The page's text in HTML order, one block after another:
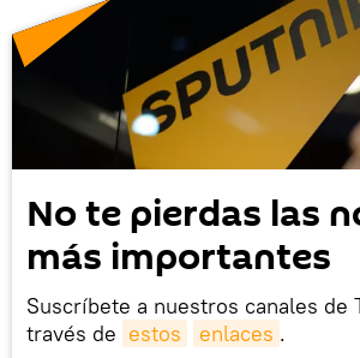
No te pierdas las
más importantes
Suscríbete a nuestros canales de
través de estos enlaces .